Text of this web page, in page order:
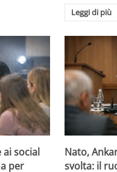
Leggi di più
ai social
per
Nato,
svolta: il